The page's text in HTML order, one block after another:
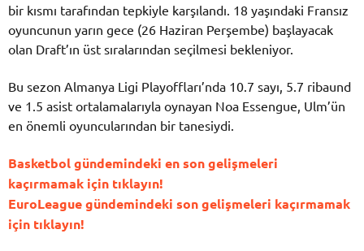
bir kısmı tarafından tepkiyle karşılandı. 18 yaşındaki Fransız
oyuncunun yarın gece (26 Haziran Perşembe) başlayacak
olan Draft’ın üst sıralarından seçilmesi bekleniyor.
Bu sezon Almanya Ligi Playoffları’nda 10.7 sayı, 5.7 ribaund
ve 1.5 asist ortalamalarıyla oynayan Noa Essengue, Ulm’ün
en önemli oyuncularından bir tanesiydi.
Basketbol gündemindeki en son gelişmeleri
kaçırmamak için tıklayın!
EuroLeague gündemindeki son gelişmeleri kaçırmamak
için tıklayın!